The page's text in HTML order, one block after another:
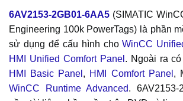
6AV2153-2GB01-6AA5 (SIMATIC
Engineering 100k PowerTags) là phần
sử dụng để cấu hình choWinCC
HMI Unified Comfort Panel . Ngoài ra
HMI Basic Panel , HMI Comfort Panel ,
WinCC Runtime Advanced. 6AV2153-